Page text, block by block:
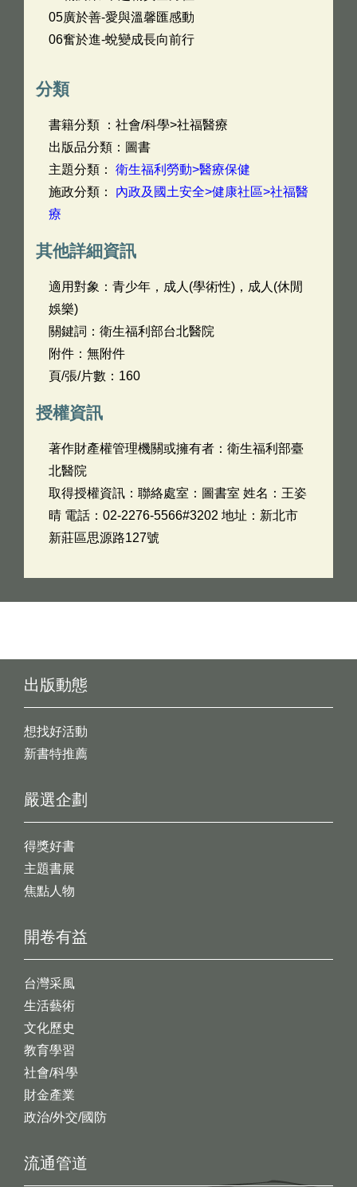
05廣於善-愛與溫馨匯感動
06奮於進-蛻變成長向前行
分類
書籍分類 ：社會/科學>社福醫療
出版品分類：圖書
主題分類： 衛生福利勞動>醫療保健
施政分類： 內政及國土安全>健康社區>社福醫
療
其他詳細資訊
適用對象：青少年，成人(學術性)，成人(休閒
娛樂)
關鍵詞：衛生福利部台北醫院
附件：無附件
頁/張/片數：160
授權資訊
著作財產權管理機關或擁有者：衛生福利部臺
北醫院
取得授權資訊：聯絡處室：圖書室 姓名：王姿
晴 電話：02-2276-5566#3202 地址：新北市
新莊區思源路127號
出版動態
想找好活動
新書特推薦
開卷有益
台灣采風
生活藝術
文化歷史
教育學習
社會/科學
財金產業
政治/外交/國防
嚴選企劃
得獎好書
主題書展
焦點人物
流通管道